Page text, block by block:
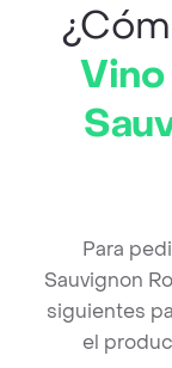
Para
Sauvignon
siguientes
el